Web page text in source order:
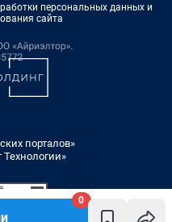
0
персональных данных и
сайта
порталов»